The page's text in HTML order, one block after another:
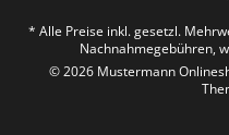
* Alle Preise inkl. gesetzl.
Nachnahmegebühren,
© 2026 Mustermann